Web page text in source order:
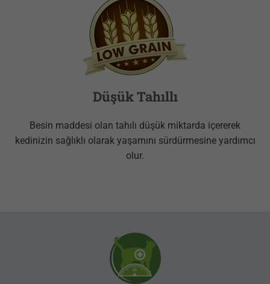
Düşük Tahıllı
Besin maddesi olan tahılı düşük miktarda içererek
kedinizin sağlıklı olarak yaşamını sürdürmesine yardımcı
olur.